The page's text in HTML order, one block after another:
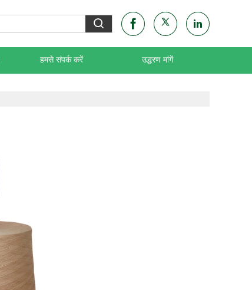
हमसे संपर्क करें उद्धरण मांगें